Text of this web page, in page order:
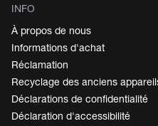
INFO
À propos de nous
Informations d'achat
Réclamation
Recyclage des anciens
Déclarations de confidentialité
Déclaration d'accessibilité